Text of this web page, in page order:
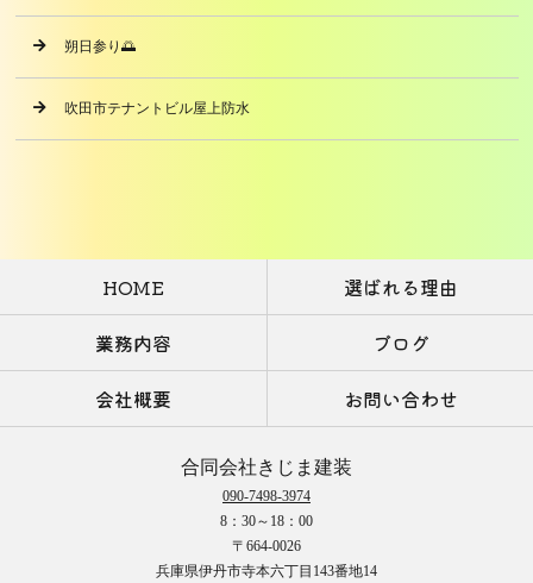
朔日参り🌅
吹田市テナントビル屋上防水
HOME
選ばれる理由
業務内容
ブログ
会社概要
お問い合わせ
合同会社きじま建装
090-7498-3974
8：30～18：00
〒664-0026
兵庫県伊丹市寺本六丁目143番地14